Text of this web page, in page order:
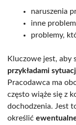
naruszenia
inne
problemy,
Kluczowe jest, aby
przykładami
Pracodawca ma
często wiąże się z
dochodzenia. Jest
określić